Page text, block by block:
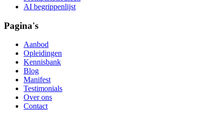
AI begrippenlijst
Pagina's
Aanbod
Opleidingen
Kennisbank
Blog
Manifest
Testimonials
Over ons
Contact